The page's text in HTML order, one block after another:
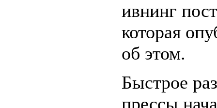
ивнинг
которая
об этом.
Быстрое
прессы